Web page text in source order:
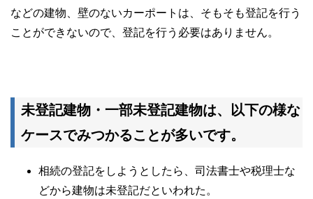
などの建物、壁のないカーポートは、そもそも登記を行う
ことができないので、登記を行う必要はありません。
未登記建物・一部未登記建物は、以下の様な
ケースでみつかることが多いです。
相続の登記をしようとしたら、司法書士や税理士な
どから建物は未登記だといわれた。